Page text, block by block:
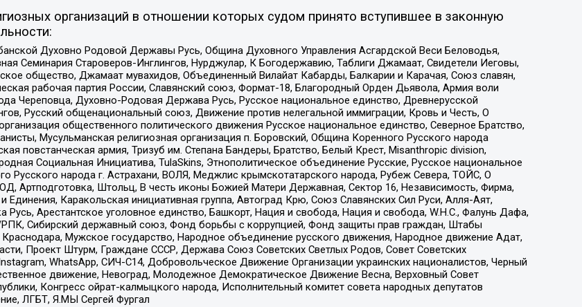
организаций в отношении которых судом принято вступившее в законную
Духовно Родовой Державы Русь, Община Духовного Управления Асгардской Веси Беловодья,
Семинария Староверов-Инглингов, Нурджулар, К Богодержавию, Таблиги Джамаат, Свидетели Иеговы,
общество, Джамаат мувахидов, Объединенный Вилайат Кабарды, Балкарии и Карачая, Союз славян,
рабочая партия России, Славянский союз, Формат-18, Благородный Орден Дьявола, Армия воли
Череповца, Духовно-Родовая Держава Русь, Русское национальное единство, Древнерусской
Русский общенациональный союз, Движение против нелегальной иммиграции, Кровь и Честь, О
общественного политического движения Русское национальное единство, Северное Братство,
Мусульманская религиозная организация п. Боровский, Община Коренного Русского народа
повстанческая армия, Тризуб им. Степана Бандеры, Братство, Белый Крест, Misanthropic division,
Социальная Инициатива, TulaSkins, Этнополитическое объединение Русские, Русское национальное
Русского народа г. Астрахани, ВОЛЯ, Меджлис крымскотатарского народа, Рубеж Севера, ТОЙС, О
Артподготовка, Штольц, В честь иконы Божией Матери Державная, Сектор 16, Независимость, Фирма,
Каракольская инициативная группа, Автоград Крю, Союз Славянских Сил Руси, Алля-Аят,
Русь, Арестантское уголовное единство, Башкорт, Нация и свобода, Нация и свобода, W.H.С., Фалунь Дафа,
РПК, Сибирский державный союз, Фонд борьбы с коррупцией, Фонд защиты прав граждан, Штабы
Мужское государство, Народное объединение русского движения, Народное движение Адат,
Проект Штурм, Граждане СССР, Держава Союз Советских Светлых Родов, Совет Советских
WhatsApp, СИЧ-С14, Добровольческое Движение Организации украинских националистов, Черный
движение, Невоград, Молодежное Демократическое Движение Весна, Верховный Совет
Конгресс ойрат-калмыцкого народа, Исполнительный комитет совета народных депутатов
ЛГБТ, Я.МЫ Сергей Фургал